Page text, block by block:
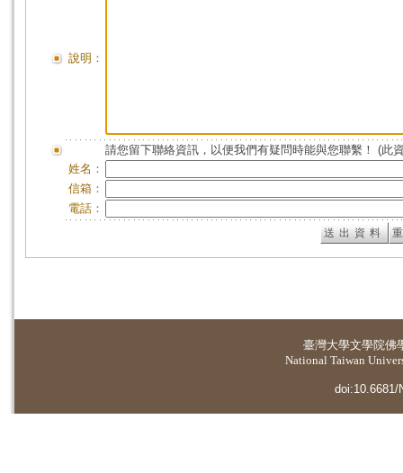
說明：
請您留下聯絡資訊，以便我們有疑問時能與您聯繫！ (此
姓名：
信箱：
電話：
臺灣大學文學院佛
National Taiwan
doi:10.6681/